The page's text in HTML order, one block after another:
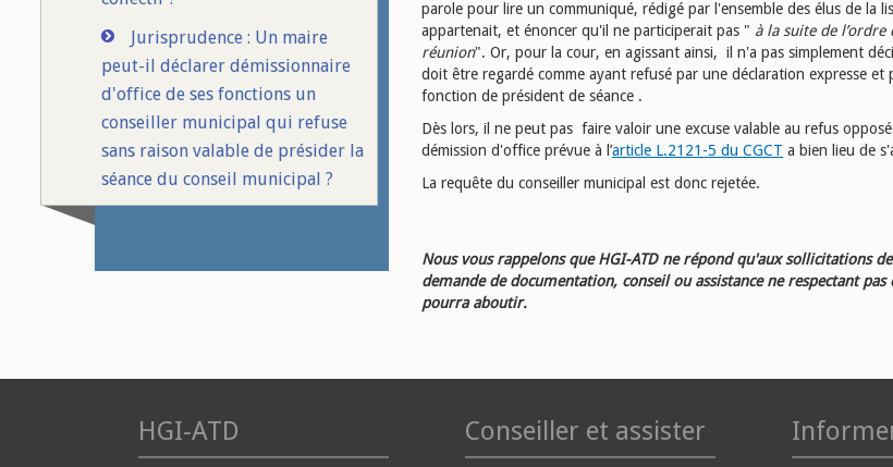
Jurisprudence : Un maire
peut-il déclarer démissionnaire
d'office de ses fonctions un
conseiller municipal qui refuse
sans raison valable de présider la
séance du conseil municipal ?
parole pour lire un communiqué, rédigé par l'ensemble des élus de la
appartenait, et énoncer qu'il ne participerait pas " à la suite de
réunion". Or, pour la cour, en agissant ainsi, il n'a pas simplement
doit être regardé comme ayant refusé par une déclaration expresse et
fonction de président de séance .
Dès lors, il ne peut pas faire valoir une excuse valable au refus
démission d'office prévue à l’article L.2121-5 du CGCT a bien lieu de
La requête du conseiller municipal est donc rejetée.
Nous vous rappelons que HGI-ATD ne répond qu'aux sollicitations
demande de documentation, conseil ou assistance ne respectant
pourra aboutir.
HGI-ATD Conseiller et assister